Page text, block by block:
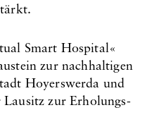
Smart Hospital«
zur nachhaltigen
Hoyerswerda und
zur Erholungs-